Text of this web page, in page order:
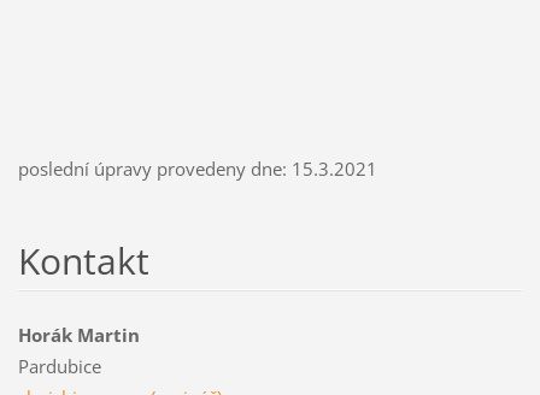
poslední úpravy provedeny dne: 15.3.2021
Kontakt
Horák Martin
Pardubice